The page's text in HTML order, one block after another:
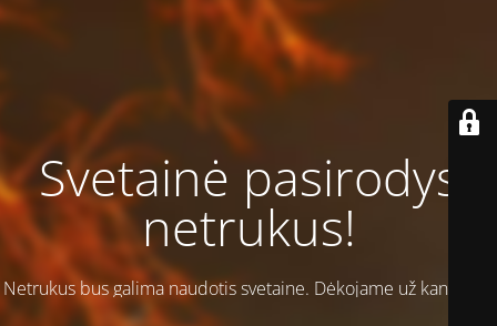
Svetainė pasirodys
netrukus!
Netrukus bus galima naudotis svetaine. Dėkojame už kantrybę!